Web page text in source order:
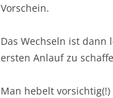
Vorschein.
Das Wechseln ist
ersten Anlauf zu
Man hebelt